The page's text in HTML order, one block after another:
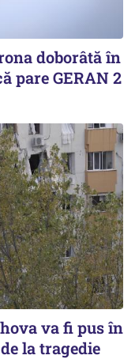
doborâtă în
pare GERAN 2
va fi pus în
la tragedie